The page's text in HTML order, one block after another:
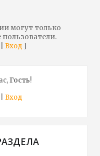
могут только
Вход ]
,Гость!
Вход